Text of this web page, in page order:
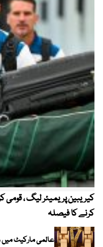
کرنے کا فیصلہ